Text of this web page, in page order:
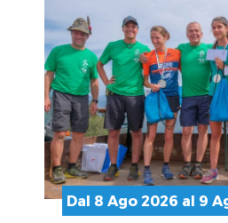
Dal 8 Ago 2026 al 9